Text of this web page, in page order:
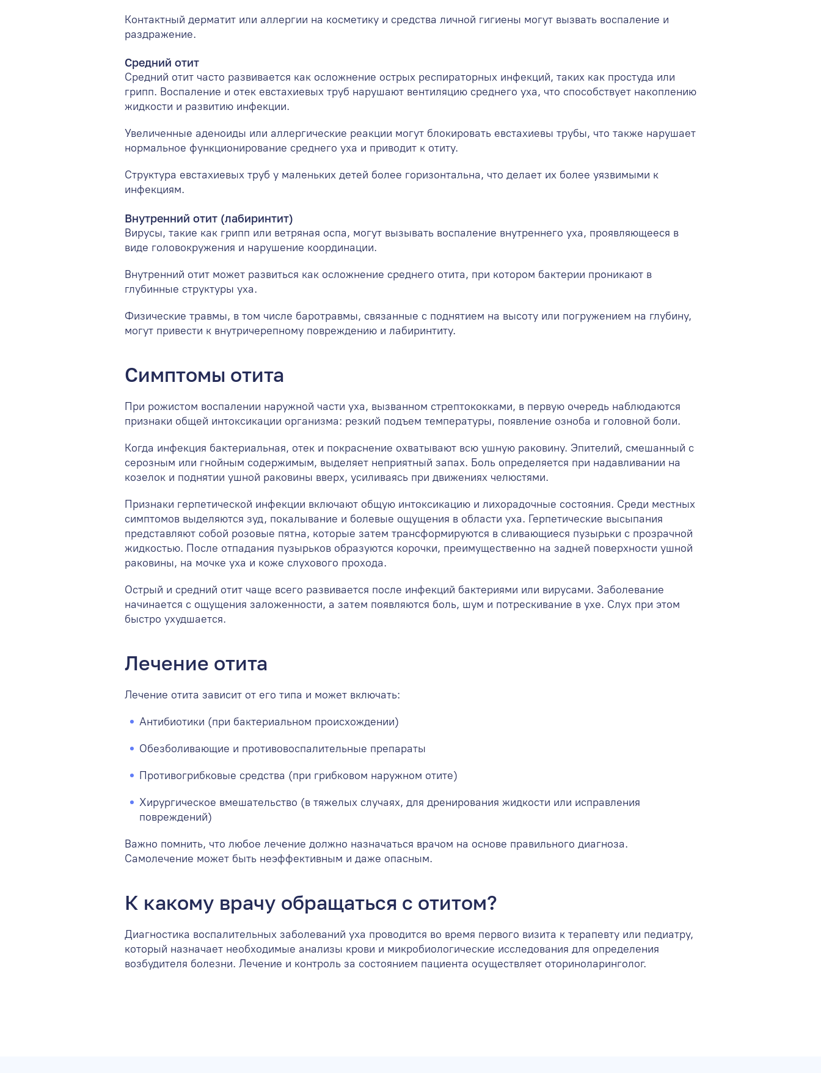
Контактный дерматит или аллергии на косметику и средства личной гигиены могут вызвать воспаление и
раздражение.
Средний отит
Средний отит часто развивается как осложнение острых респираторных инфекций, таких как простуда или
грипп. Воспаление и отек евстахиевых труб нарушают вентиляцию среднего уха, что способствует накоплению
жидкости и развитию инфекции.
Увеличенные аденоиды или аллергические реакции могут блокировать евстахиевы трубы, что также нарушает
нормальное функционирование среднего уха и приводит к отиту.
Структура евстахиевых труб у маленьких детей более горизонтальна, что делает их более уязвимыми к
инфекциям.
Внутренний отит (лабиринтит)
Вирусы, такие как грипп или ветряная оспа, могут вызывать воспаление внутреннего уха, проявляющееся в
виде головокружения и нарушение координации.
Внутренний отит может развиться как осложнение среднего отита, при котором бактерии проникают в
глубинные структуры уха.
Физические травмы, в том числе баротравмы, связанные с поднятием на высоту или погружением на глубину,
могут привести к внутричерепному повреждению и лабиринтиту.
Симптомы отита
При рожистом воспалении наружной части уха, вызванном стрептококками, в первую очередь наблюдаются
признаки общей интоксикации организма: резкий подъем температуры, появление озноба и головной боли.
Когда инфекция бактериальная, отек и покраснение охватывают всю ушную раковину. Эпителий, смешанный с
серозным или гнойным содержимым, выделяет неприятный запах. Боль определяется при надавливании на
козелок и поднятии ушной раковины вверх, усиливаясь при движениях челюстями.
Признаки герпетической инфекции включают общую интоксикацию и лихорадочные состояния. Среди местных
симптомов выделяются зуд, покалывание и болевые ощущения в области уха. Герпетические высыпания
представляют собой розовые пятна, которые затем трансформируются в сливающиеся пузырьки с прозрачной
жидкостью. После отпадания пузырьков образуются корочки, преимущественно на задней поверхности ушной
раковины, на мочке уха и коже слухового прохода.
Острый и средний отит чаще всего развивается после инфекций бактериями или вирусами. Заболевание
начинается с ощущения заложенности, а затем появляются боль, шум и потрескивание в ухе. Слух при этом
быстро ухудшается.
Лечение отита
Лечение отита зависит от его типа и может включать:
Антибиотики (при бактериальном происхождении)
Обезболивающие и противовоспалительные препараты
Противогрибковые средства (при грибковом наружном отите)
Хирургическое вмешательство (в тяжелых случаях, для дренирования жидкости или исправления
повреждений)
Важно помнить, что любое лечение должно назначаться врачом на основе правильного диагноза.
Самолечение может быть неэффективным и даже опасным.
К какому врачу обращаться с отитом?
Диагностика воспалительных заболеваний уха проводится во время первого визита к терапевту или педиатру,
который назначает необходимые анализы крови и микробиологические исследования для определения
возбудителя болезни. Лечение и контроль за состоянием пациента осуществляет оториноларинголог.